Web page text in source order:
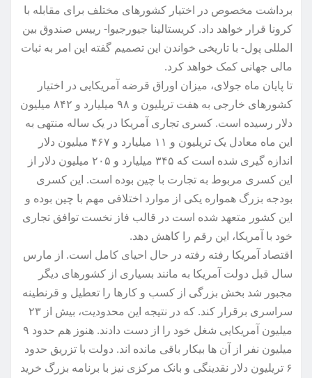
برداشت مخصوص در اختیار کشورهای مختلف برای مقابله با
کرونا قرار خواهد داد. کریستالینا جیورجیوا- رییس صندوق بین
المللی پول- با تاریخی خواندن این تصمیم گفته این امر به ثبات
مالی جهانی کمک خواهد کرد.
تا پایان ماه جولای، میزان اوراق قرضه آمریکایی در اختیار
کشورهای خارجی به هفت تریلیون و ۹۸ میلیارد و ۸۴۲ میلیون
دلار رسیده است. کسری تجاری آمریکا در یک ساله منتهی به
این ماه معادل یک تریلیون و ۱۱ میلیارد و ۴۶۷ میلیون دلار
اندازه گیری شده است که ۳۴۵ میلیارد و ۲۰۵ میلیون دلار از
این کسری مربوط به تجارت با چین بوده است. این کسری
بودجه بزرگ همواره یکی از موارد اختلافی مهم با چین بوده و
این کشور متعهد شده است در قالب فاز نخست توافق تجاری
خود با آمریکا، این رقم را کاهش دهد.
اقتصاد آمریکا رفته رفته در حال احیای کامل است. از مارس
سال قبل دولت آمریکا به مانند بسیاری از کشورهای دیگر
مجبور شد بخش بزرگی از کسب و کارها را تعطیل و قرنطینه
سراسری برقرار کند. که در نتیجه این محدودیت، بیش از ۲۳
میلیون آمریکایی شغل خود را از دست دادند. هنوز هم حدود ۹
میلیون نفر از آن ها بیکار باقی مانده اند. دولت با تزریق حدود
۶ تریلیون دلار نقدینگی و بانک مرکزی نیز با برنامه بزرگ خرید